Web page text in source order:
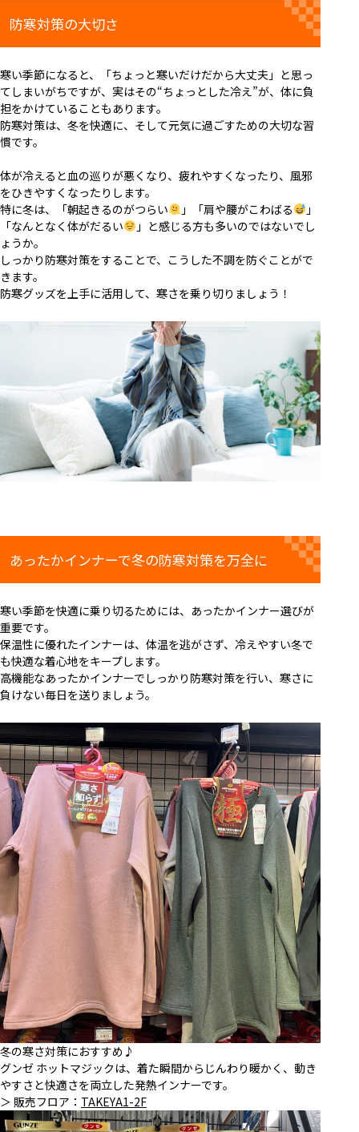
防寒対策の大切さ
寒い季節になると、「ちょっと寒いだけだから大丈夫」と思っ
てしまいがちですが、実はその“ちょっとした冷え”が、体に負
担をかけていることもあります。
防寒対策は、冬を快適に、そして元気に過ごすための大切な習
慣です。
体が冷えると血の巡りが悪くなり、疲れやすくなったり、風邪
をひきやすくなったりします。
特に冬は、「朝起きるのがつらい
」「肩や腰がこわばる
」
「なんとなく体がだるい
」と感じる方も多いのではないでし
ょうか。
しっかり防寒対策をすることで、こうした不調を防ぐことがで
きます。
防寒グッズを上手に活用して、寒さを乗り切りましょう！
あったかインナーで冬の防寒対策を万全に
寒い季節を快適に乗り切るためには、あったかインナー選びが
重要です。
保温性に優れたインナーは、体温を逃がさず、冷えやすい冬で
も快適な着心地をキープします。
高機能なあったかインナーでしっかり防寒対策を行い、寒さに
負けない毎日を送りましょう。
冬の寒さ対策におすすめ♪
グンゼ ホットマジックは、着た瞬間からじんわり暖かく、動き
やすさと快適さを両立した発熱インナーです。
＞ 販売フロア： TAKEYA1-2F